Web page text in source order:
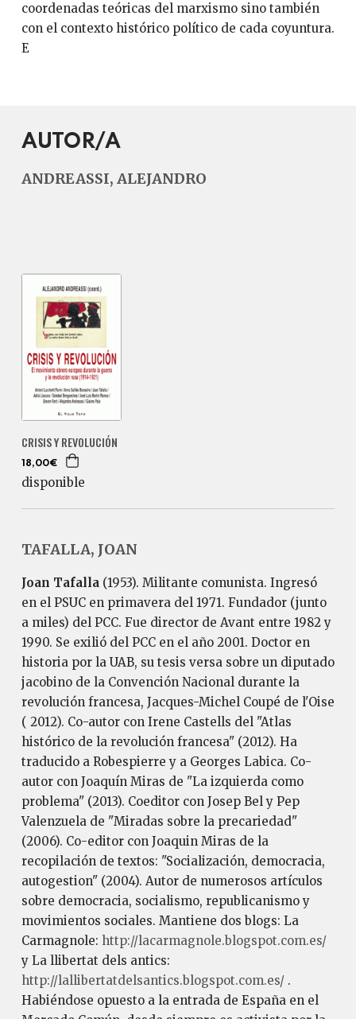
coordenadas teóricas del marxismo sino también
con el contexto histórico político de cada coyuntura.
E
AUTOR/A
ANDREASSI, ALEJANDRO
CRISIS Y REVOLUCIÓN
18,00€
disponible
TAFALLA, JOAN
Joan Tafalla (1953). Militante comunista. Ingresó
en el PSUC en primavera del 1971. Fundador (junto
a miles) del PCC. Fue director de Avant entre 1982 y
1990. Se exilió del PCC en el año 2001. Doctor en
historia por la UAB, su tesis versa sobre un diputado
jacobino de la Convención Nacional durante la
revolución francesa, Jacques-Michel Coupé de l'Oise
( 2012). Co-autor con Irene Castells del "Atlas
histórico de la revolución francesa" (2012). Ha
traducido a Robespierre y a Georges Labica. Co-
autor con Joaquín Miras de "La izquierda como
problema" (2013). Coeditor con Josep Bel y Pep
Valenzuela de "Miradas sobre la precariedad"
(2006). Co-editor con Joaquin Miras de la
recopilación de textos: "Socialización, democracia,
autogestion" (2004). Autor de numerosos artículos
sobre democracia, socialismo, republicanismo y
movimientos sociales. Mantiene dos blogs: La
Carmagnole: http://lacarmagnole.blogspot.com.es/
y La llibertat dels antics:
http://lallibertatdelsantics.blogspot.com.es/.
Habiéndose opuesto a la entrada de España en el